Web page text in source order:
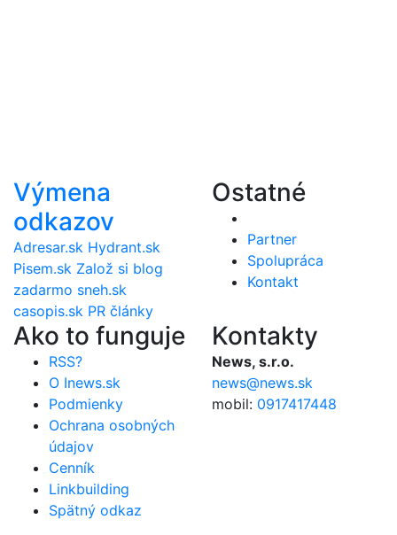
Výmena
odkazov
Adresar.sk Hydrant.sk
Pisem.sk Založ si blog
zadarmo sneh.sk
casopis.sk PR články
Ostatné
Partner
Spolupráca
Kontakt
Ako to funguje
RSS?
O Inews.sk
Podmienky
Ochrana osobných
údajov
Cenník
Linkbuilding
Spätný odkaz
Kontakty
News, s.r.o.
news@news.sk
mobil: 0917417448